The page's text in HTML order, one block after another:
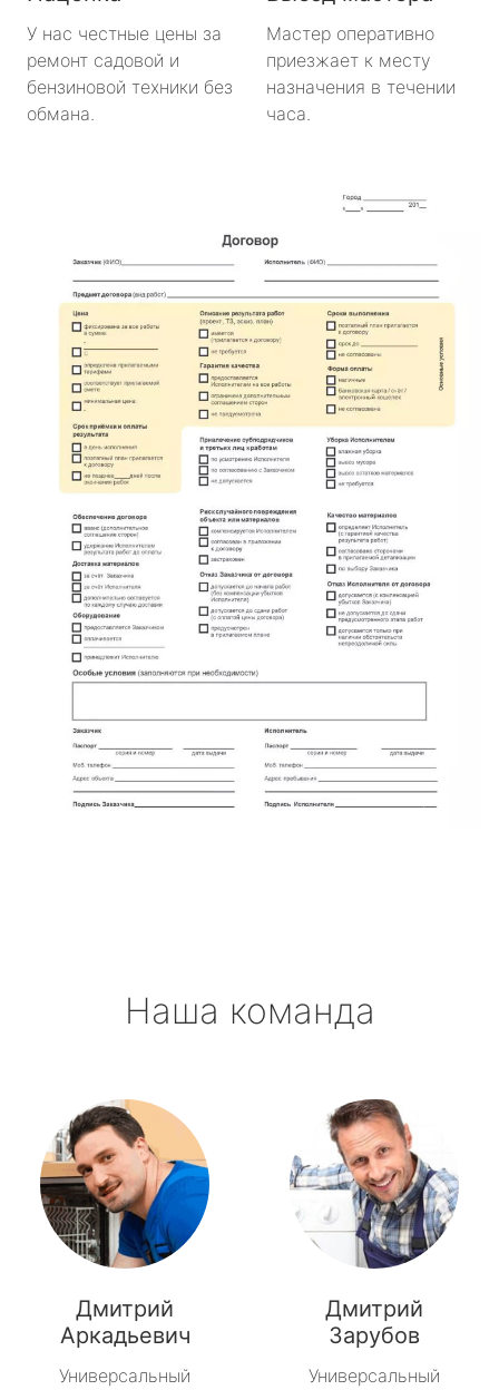
У нас честные цены за
ремонт садовой и
бензиновой техники без
обмана.
Мастер оперативно
приезжает к месту
назначения в течении
часа.
Наша команда
Дмитрий
Аркадьевич
Универсальный
Дмитрий
Зарубов
Универсальный